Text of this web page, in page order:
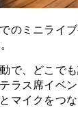
のミニライ
で、どこで
ラス席イベ
マイクをつ